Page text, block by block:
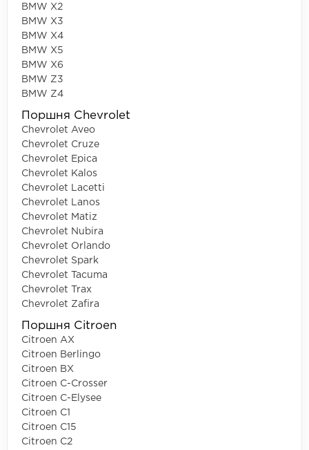
BMW X2
BMW X3
BMW X4
BMW X5
BMW X6
BMW Z3
BMW Z4
Поршня Chevrolet
Chevrolet Aveo
Chevrolet Cruze
Chevrolet Epica
Chevrolet Kalos
Chevrolet Lacetti
Chevrolet Lanos
Chevrolet Matiz
Chevrolet Nubira
Chevrolet Orlando
Chevrolet Spark
Chevrolet Tacuma
Chevrolet Trax
Chevrolet Zafira
Поршня Citroen
Citroen AX
Citroen Berlingo
Citroen BX
Citroen C-Crosser
Citroen C-Elysee
Citroen C1
Citroen C15
Citroen C2